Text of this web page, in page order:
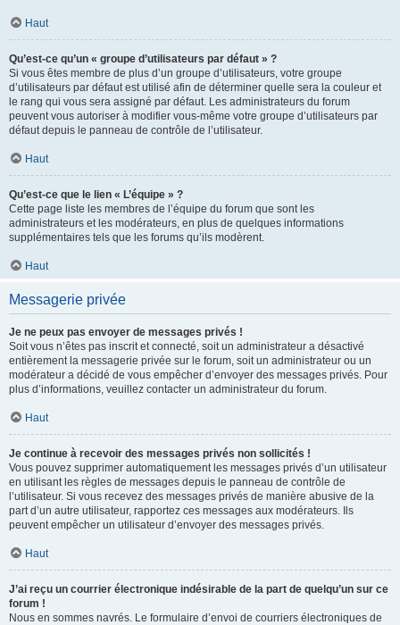
Haut
Qu’est-ce qu’un « groupe d’utilisateurs par défaut » ?
Si vous êtes membre de plus d’un groupe d’utilisateurs, votre groupe
d’utilisateurs par défaut est utilisé afin de déterminer quelle sera la couleur et
le rang qui vous sera assigné par défaut. Les administrateurs du forum
peuvent vous autoriser à modifier vous-même votre groupe d’utilisateurs par
défaut depuis le panneau de contrôle de l’utilisateur.
Haut
Qu’est-ce que le lien « L’équipe » ?
Cette page liste les membres de l’équipe du forum que sont les
administrateurs et les modérateurs, en plus de quelques informations
supplémentaires tels que les forums qu’ils modèrent.
Haut
Messagerie privée
Je ne peux pas envoyer de messages privés !
Soit vous n’êtes pas inscrit et connecté, soit un administrateur a désactivé
entièrement la messagerie privée sur le forum, soit un administrateur ou un
modérateur a décidé de vous empêcher d’envoyer des messages privés. Pour
plus d’informations, veuillez contacter un administrateur du forum.
Haut
Je continue à recevoir des messages privés non sollicités !
Vous pouvez supprimer automatiquement les messages privés d’un utilisateur
en utilisant les règles de messages depuis le panneau de contrôle de
l’utilisateur. Si vous recevez des messages privés de manière abusive de la
part d’un autre utilisateur, rapportez ces messages aux modérateurs. Ils
peuvent empêcher un utilisateur d’envoyer des messages privés.
Haut
J’ai reçu un courrier électronique indésirable de la part de quelqu’un sur ce
forum !
Nous en sommes navrés. Le formulaire d’envoi de courriers électroniques de